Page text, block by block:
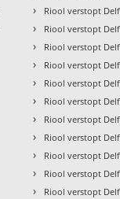
› Riool verstopt
› Riool verstopt
› Riool verstopt
› Riool verstopt
› Riool verstopt
› Riool verstopt
› Riool verstopt
› Riool verstopt
› Riool verstopt
› Riool verstopt
› Riool verstopt